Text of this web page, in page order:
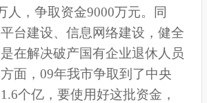
人，争取资金9000万元。同
台建设、信息网络建设，健全
在解决破产国有企业退休人员
面， 09年我市争取到了中央
个亿，要使用好这批资金，